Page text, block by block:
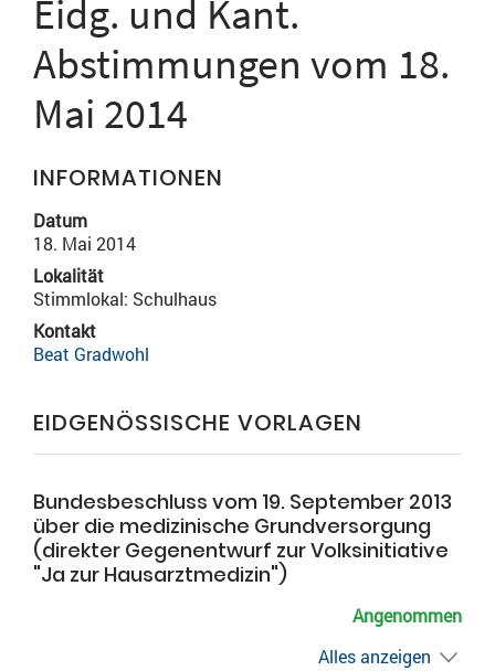
Eidg. und Kant.
Abstimmungen vom 18.
Mai 2014
INFORMATIONEN
Datum
18. Mai 2014
Lokalität
Stimmlokal: Schulhaus
Kontakt
Beat Gradwohl
EIDGENÖSSISCHE VORLAGEN
Bundesbeschluss vom 19. September 2013
über die medizinische Grundversorgung
(direkter Gegenentwurf zur Volksinitiative
"Ja zur Hausarztmedizin")
Angenommen
Alles anzeigen